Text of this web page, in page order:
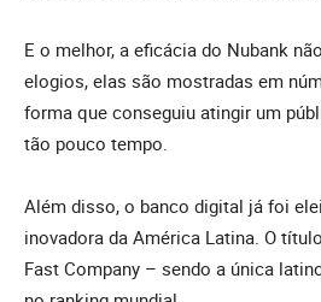
E o melhor, a eficácia do Nubank
elogios, elas são mostradas em
forma que conseguiu atingir um
tão pouco tempo.
Além disso, o banco digital já foi
inovadora da América Latina. O
Fast Company – sendo a única